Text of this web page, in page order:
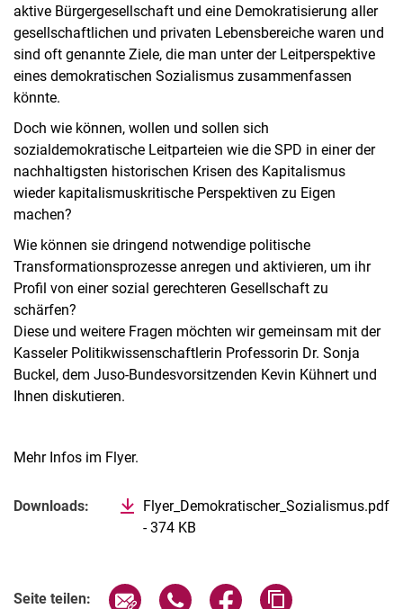
aktive Bürgergesellschaft und eine Demokratisierung aller
gesellschaftlichen und privaten Lebensbereiche waren und
sind oft genannte Ziele, die man unter der Leitperspektive
eines demokratischen Sozialismus zusammenfassen
könnte.
Doch wie können, wollen und sollen sich
sozialdemokratische Leitparteien wie die SPD in einer der
nachhaltigsten historischen Krisen des Kapitalismus
wieder kapitalismuskritische Perspektiven zu Eigen
machen?
Wie können sie dringend notwendige politische
Transformationsprozesse anregen und aktivieren, um ihr
Profil von einer sozial gerechteren Gesellschaft zu
schärfen?
Diese und weitere Fragen möchten wir gemeinsam mit der
Kasseler Politikwissenschaftlerin Professorin Dr. Sonja
Buckel, dem Juso-Bundesvorsitzenden Kevin Kühnert und
Ihnen diskutieren.
Mehr Infos im Flyer.
Verwandte Links
Downloads:
Flyer_Demokratischer_Sozialismus.pdf
- 374 KB
Seite teilen: Seite über E-Mail teilen
Seite über WhatsApp teilen
Seite über Facebook